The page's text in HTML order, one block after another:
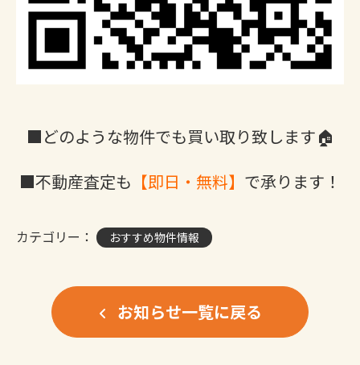
■どのような物件でも買い取り致します🏠
■不動産査定も 【即日・無料】 で承ります！
カテゴリー： おすすめ物件情報
お知らせ一覧に戻る